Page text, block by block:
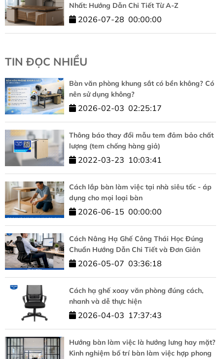
Nhất: Hướng Dẫn Chi Tiết Từ A-Z
2026-07-28 00:00:00
TIN ĐỌC NHIỀU
Bàn văn phòng khung sắt có bền không? Có
nên sử dụng không?
2026-02-03 02:25:17
Thông báo thay đổi mẫu tem đảm bảo chất
lượng (tem chống hàng giả)
2022-03-23 10:03:41
Cách lắp bàn làm việc tại nhà siêu tốc - áp
dụng cho mọi loại bàn
2026-06-15 00:00:00
Cách Nâng Hạ Ghế Công Thái Học Đúng
Chuẩn Hướng Dẫn Chi Tiết và Đơn Giản
2026-05-07 03:36:18
Cách hạ ghế xoay văn phòng đúng cách,
nhanh và dễ thực hiện
2026-04-03 17:37:43
Hướng bàn làm việc là hướng lưng hay mặt?
Kinh nghiệm bố trí bàn làm việc hợp phong